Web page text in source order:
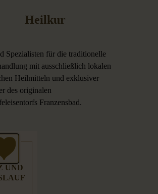
Heilkur
Spezialisten für die traditionelle
mit ausschließlich lokalen
Heilmitteln und exklusiver
des originalen
Franzensbad.
UND